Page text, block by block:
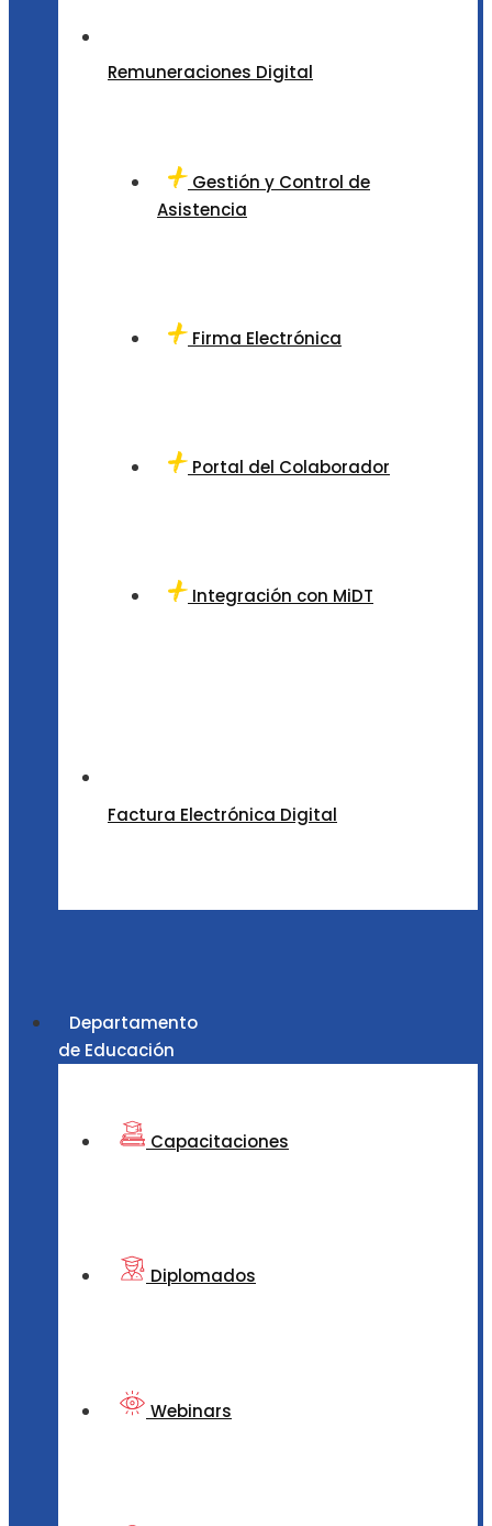
Remuneraciones Digital
Gestión y Control de
Asistencia
Firma Electrónica
Portal del Colaborador
Integración con MiDT
Factura Electrónica Digital
Departamento
de Educación
Capacitaciones
Diplomados
Webinars